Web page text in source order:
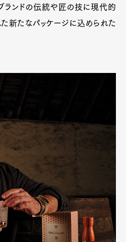
ランドの伝統や匠の技に現代的
新たなパッケージに込められた